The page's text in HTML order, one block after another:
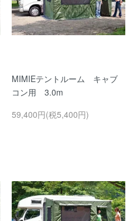
MIMIEテントルーム キャブ
コン用 3.0m
59,400円(税5,400円)